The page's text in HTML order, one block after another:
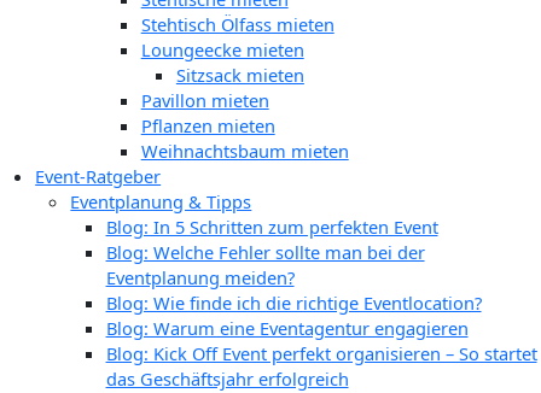
Stehtisch Ölfass mieten
Loungeecke mieten
Sitzsack mieten
Pavillon mieten
Pflanzen mieten
Weihnachtsbaum mieten
Event-Ratgeber
Eventplanung & Tipps
Blog: In 5 Schritten zum perfekten Event
Blog: Welche Fehler sollte man bei der
Eventplanung meiden?
Blog: Wie finde ich die richtige Eventlocation?
Blog: Warum eine Eventagentur engagieren
Blog: Kick Off Event perfekt organisieren – So startet
das Geschäftsjahr erfolgreich